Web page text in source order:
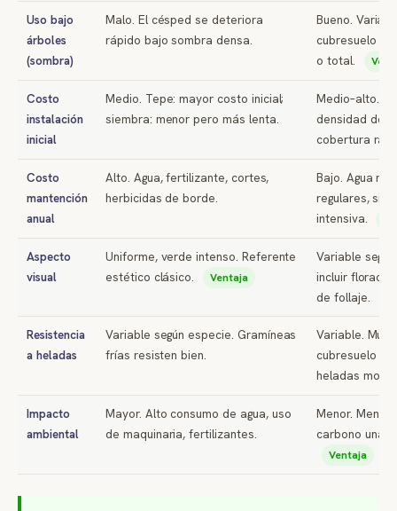
Uso bajo
árboles
(sombra)
Malo. El césped se deteriora
rápido bajo sombra densa.
Bueno. Varias
cubresuelo
o total.
Costo
instalación
inicial
Medio. Tepe: mayor costo inicial;
siembra: menor pero más lenta.
Medio–alto.
densidad de
cobertura
Costo
mantención
anual
Alto. Agua, fertilizante, cortes,
herbicidas de borde.
Bajo. Agua
regulares, sin
intensiva.
Aspecto
visual
Uniforme, verde intenso. Referente
estético clásico.
Ventaja
Variable
incluir
de follaje.
Resistencia
a heladas
Variable según especie. Gramíneas
frías resisten bien.
Variable.
cubresuelo
heladas
Impacto
ambiental
Mayor. Alto consumo de agua, uso
de maquinaria, fertilizantes.
Menor. Menor
carbono una
Ventaja